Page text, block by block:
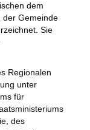
dem
der Gemeinde
Sie
Regionalen
unter
für
des